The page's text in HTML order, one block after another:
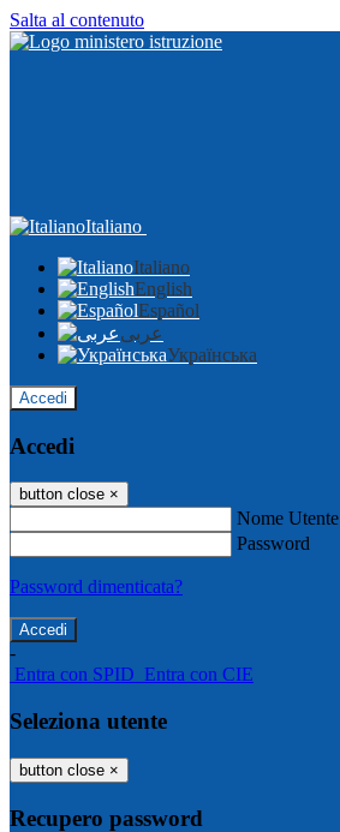
Salta al contenuto
Italiano
Italiano
English
Español
عربى
Українська
Accedi
Accedi
button close ×
Nome Utente
Password
Password dimenticata?
-
Entra con SPID Entra con CIE
Seleziona utente
button close ×
Recupero password